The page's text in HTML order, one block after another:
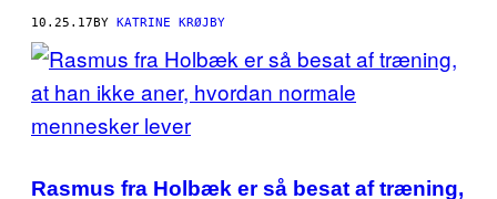
10.25.17BY KATRINE KRØJBY
Rasmus fra Holbæk er så besat af træning,